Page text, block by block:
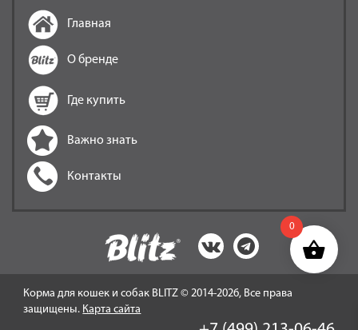
Главная
О бренде
Где купить
Важно знать
Контакты
Корма для кошек и собак BLITZ © 2014-2026, Все права
защищены. Карта сайта
0